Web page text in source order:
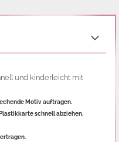
und kinderleicht mit
Motiv auftragen.
schnell abziehen.